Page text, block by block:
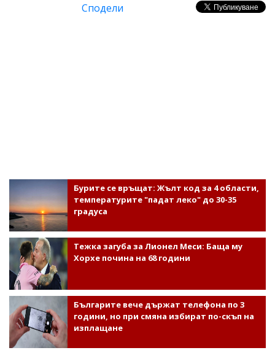
Сподели
Бурите се връщат: Жълт код за 4 области,
температурите "падат леко" до 30-35
градуса
Тежка загуба за Лионел Меси: Баща му
Хорхе почина на 68 години
Българите вече държат телефона по 3
години, но при смяна избират по-скъп на
изплащане